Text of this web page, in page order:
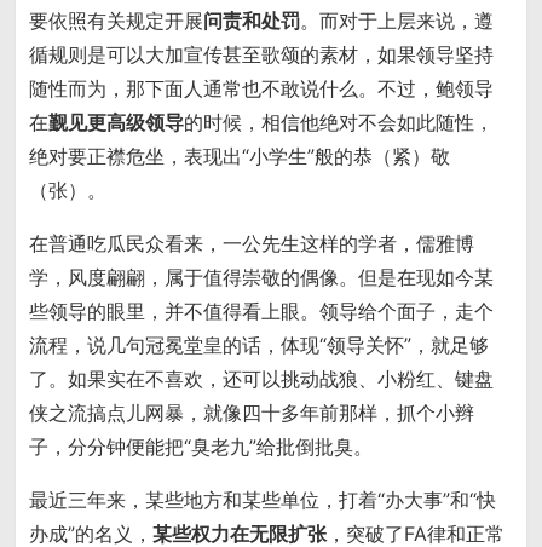
要依照有关规定开展问责和处罚。而对于上层来说，遵
循规则是可以大加宣传甚至歌颂的素材，如果领导坚持
随性而为，那下面人通常也不敢说什么。不过，鲍领导
在觐见更高级领导的时候，相信他绝对不会如此随性，
绝对要正襟危坐，表现出“小学生”般的恭（紧）敬
（张）。
在普通吃瓜民众看来，一公先生这样的学者，儒雅博
学，风度翩翩，属于值得崇敬的偶像。但是在现如今某
些领导的眼里，并不值得看上眼。领导给个面子，走个
流程，说几句冠冕堂皇的话，体现“领导关怀”，就足够
了。如果实在不喜欢，还可以挑动战狼、小粉红、键盘
侠之流搞点儿网暴，就像四十多年前那样，抓个小辫
子，分分钟便能把“臭老九”给批倒批臭。
最近三年来，某些地方和某些单位，打着“办大事”和“快
办成”的名义，某些权力在无限扩张 ，突破了FA律和正常